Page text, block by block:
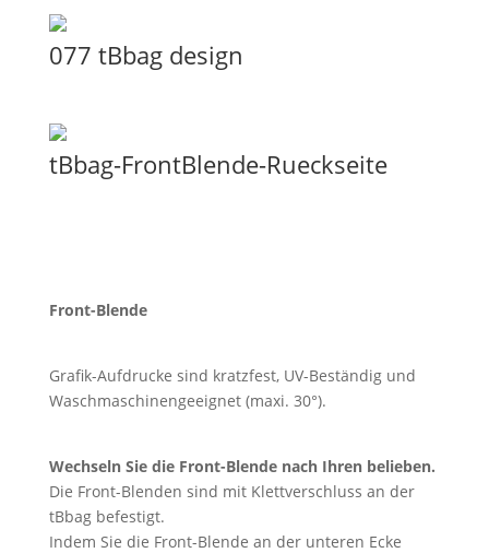
077 tBbag design
tBbag-FrontBlende-Rueckseite
Front-Blende
Grafik-Aufdrucke sind kratzfest, UV-Beständig und
Waschmaschinengeeignet (maxi. 30°).
Wechseln Sie die Front-Blende nach Ihren belieben.
Die Front-Blenden sind mit Klettverschluss an der
tBbag befestigt.
Indem Sie die Front-Blende an der unteren Ecke